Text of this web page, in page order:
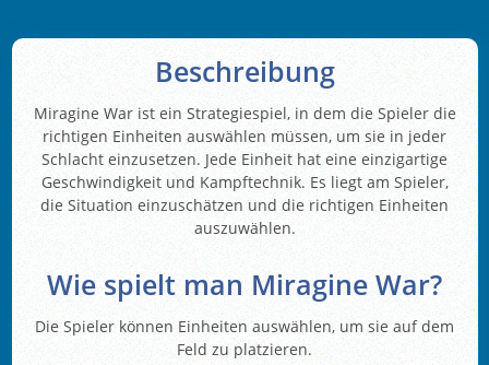
Beschreibung
Miragine War ist ein Strategiespiel, in dem die Spieler die
richtigen Einheiten auswählen müssen, um sie in jeder
Schlacht einzusetzen. Jede Einheit hat eine einzigartige
Geschwindigkeit und Kampftechnik. Es liegt am Spieler,
die Situation einzuschätzen und die richtigen Einheiten
auszuwählen.
Wie spielt man Miragine War?
Die Spieler können Einheiten auswählen, um sie auf dem
Feld zu platzieren.